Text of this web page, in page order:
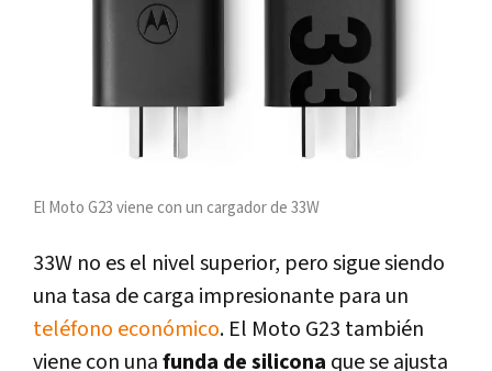
El Moto G23 viene con un cargador de 33W
33W no es el nivel superior, pero sigue siendo
una tasa de carga impresionante para un
teléfono económico. El Moto G23 también
viene con unafunda de silicona que se ajusta